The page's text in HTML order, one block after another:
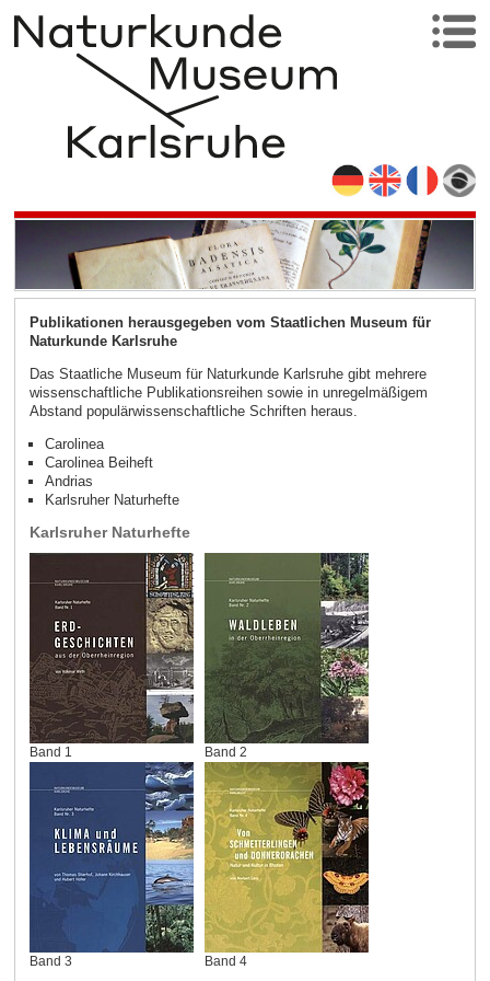
Publikationen herausgegeben vom Staatlichen Museum für
Naturkunde Karlsruhe
Das Staatliche Museum für Naturkunde Karlsruhe gibt mehrere
wissenschaftliche Publikationsreihen sowie in unregelmäßigem
Abstand populärwissenschaftliche Schriften heraus.
Carolinea
Carolinea Beiheft
Andrias
Karlsruher Naturhefte
Karlsruher Naturhefte
Band 1 Band 2
Band 3 Band 4